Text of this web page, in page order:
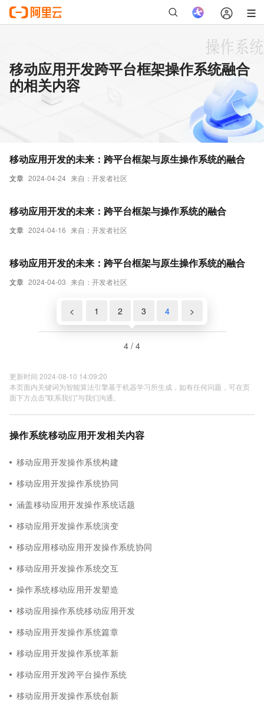
移动应用开发跨平台框架操作系统融合
的相关内容
文章 2024-04-24 来自：开发者社区
移动应用开发的未来：跨平台框架与原生操作系统的融合
文章 2024-04-16 来自：开发者社区
移动应用开发的未来：跨平台框架与操作系统的融合
文章 2024-04-03 来自：开发者社区
移动应用开发的未来：跨平台框架与原生操作系统的融合
< 1 2 3 4 >
4 / 4
更新时间 2024-08-10 14:09:20
本页面内关键词为智能算法引擎基于机器学习所生成，如有任何问题，可在页
面下方点击"联系我们"与我们沟通。
操作系统移动应用开发相关内容
移动应用开发操作系统构建
移动应用开发操作系统协同
涵盖移动应用开发操作系统话题
移动应用开发操作系统演变
移动应用移动应用开发操作系统协同
移动应用开发操作系统交互
操作系统移动应用开发塑造
移动应用操作系统移动应用开发
移动应用开发操作系统篇章
移动应用开发操作系统革新
移动应用开发跨平台操作系统
移动应用开发操作系统创新